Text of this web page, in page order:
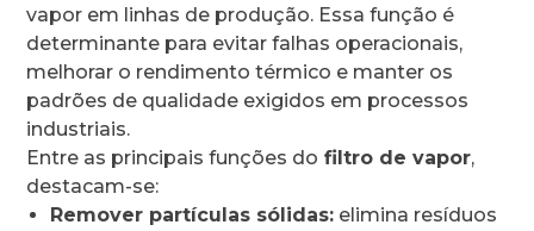
vapor em linhas de produção. Essa função é
determinante para evitar falhas operacionais,
melhorar o rendimento térmico e manter os
padrões de qualidade exigidos em processos
industriais.
Entre as principais funções do filtro de vapor,
destacam-se:
Remover partículas sólidas: elimina resíduos